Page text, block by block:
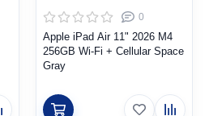
0
Apple iPad Air 11" 2026 M4
256GB Wi-Fi + Cellular Space
Gray